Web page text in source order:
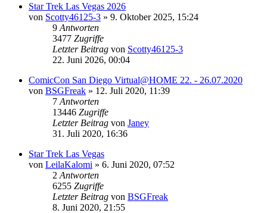
Star Trek Las Vegas 2026
von Scotty46125-3 » 9. Oktober 2025, 15:24
9 Antworten
3477 Zugriffe
Letzter Beitrag von Scotty46125-3
22. Juni 2026, 00:04
ComicCon San Diego Virtual@HOME 22. - 26.07.2020
von BSGFreak » 12. Juli 2020, 11:39
7 Antworten
13446 Zugriffe
Letzter Beitrag von Janey
31. Juli 2020, 16:36
Star Trek Las Vegas
von LeilaKalomi » 6. Juni 2020, 07:52
2 Antworten
6255 Zugriffe
Letzter Beitrag von BSGFreak
8. Juni 2020, 21:55